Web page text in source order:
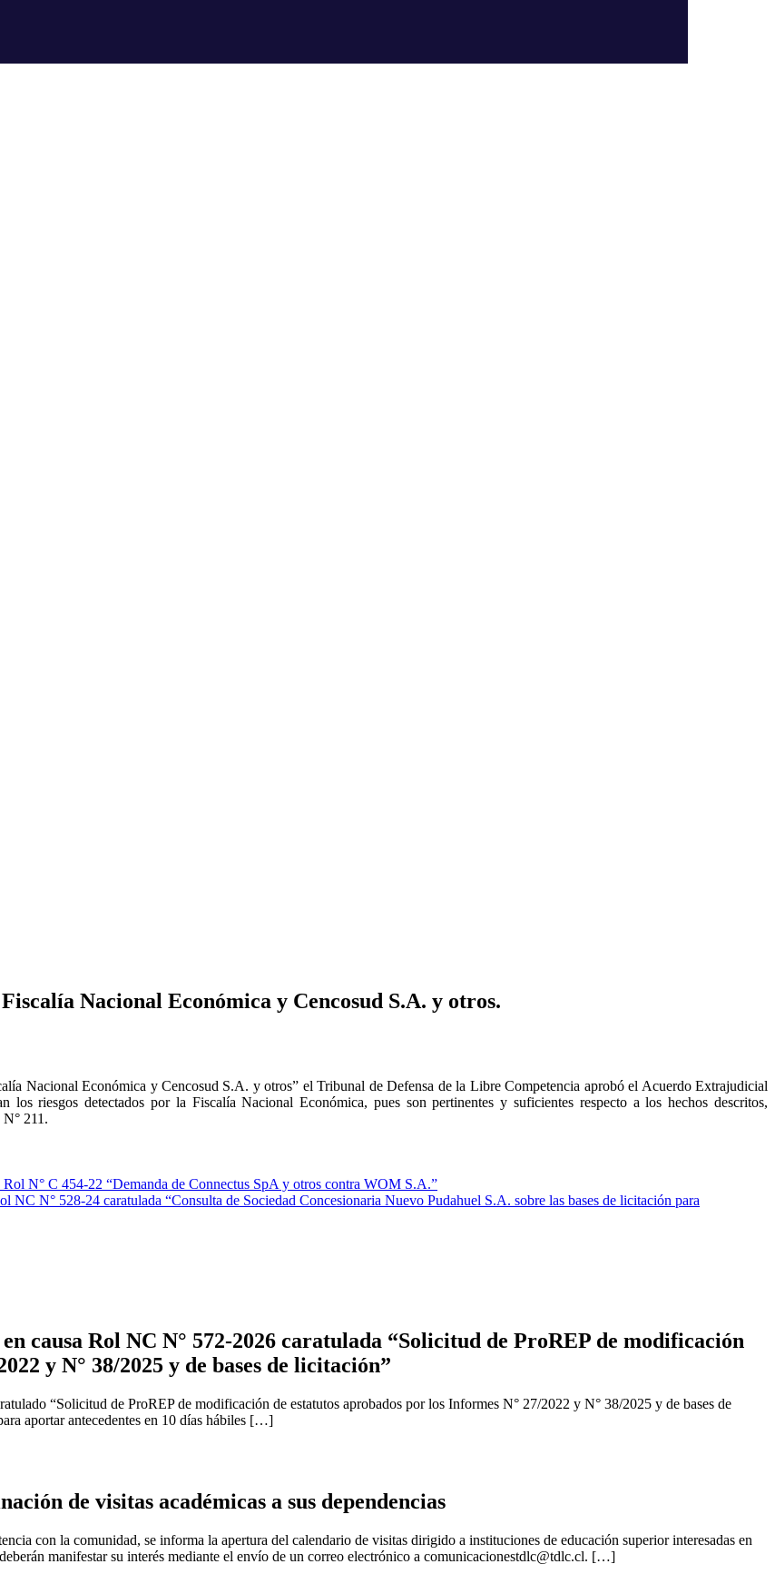
Nacional Económica y Cencosud S.A. y otros.
Nacional Económica y Cencosud S.A. y otros” el Tribunal de Defensa de la Libre Competencia aprobó el Acuerdo Extrajudicial
riesgos detectados por la Fiscalía Nacional Económica, pues son pertinentes y suficientes respecto a los hechos descritos,
211.
N° C 454-22 “Demanda de Connectus SpA y otros contra WOM S.A.”
N° 528-24 caratulada “Consulta de Sociedad Concesionaria Nuevo Pudahuel S.A. sobre las bases de licitación para
causa Rol NC N° 572-2026 caratulada “Solicitud de ProREP de modificación
y N° 38/2025 y de bases de licitación”
“Solicitud de ProREP de modificación de estatutos aprobados por los Informes N° 27/2022 y N° 38/2025 y de bases de
aportar antecedentes en 10 días hábiles […]
de visitas académicas a sus dependencias
con la comunidad, se informa la apertura del calendario de visitas dirigido a instituciones de educación superior interesadas en
manifestar su interés mediante el envío de un correo electrónico a comunicacionestdlc@tdlc.cl. […]